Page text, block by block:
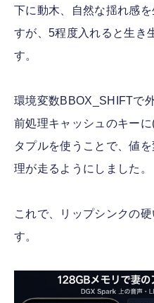
下に動木、自然な揺れ感
すが、5程度入れると生き
す。
環境変数BBOX_SHIFTで
前処理キャッシュのキー
タプルを使うことで、値
理が走るようにしました。
これで、リップシンクの
す。